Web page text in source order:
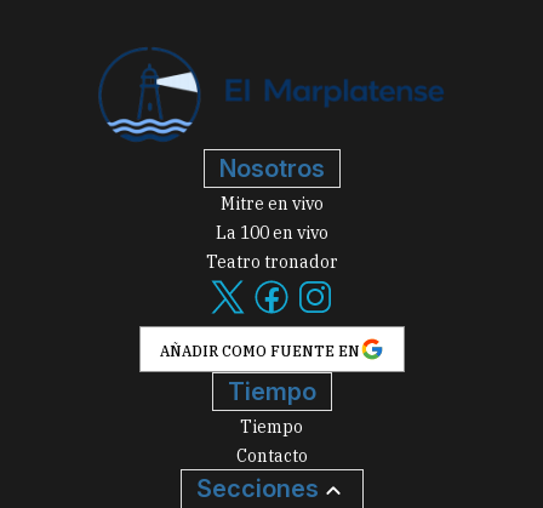
Nosotros
Mitre en vivo
La 100 en vivo
Teatro tronador
AÑADIR COMO FUENTE EN
Tiempo
Tiempo
Contacto
Secciones